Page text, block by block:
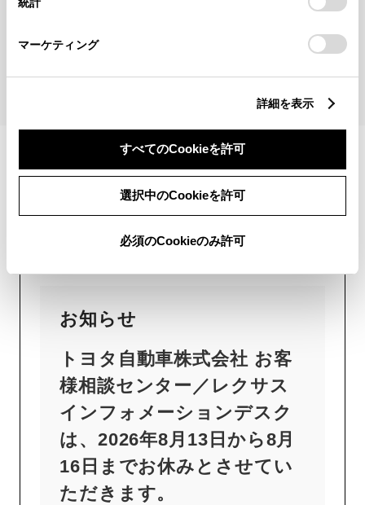
「Cookie（クッキー）情報の取り扱いについて
」をご覧くだ
マーケティング
詳細を表示
すべてのCookieを許可
選択中のCookieを許可
必須のCookieのみ許可
トヨタ自動車株式会社 お客
様相談センター
お知らせ
トヨタ自動車株式会社 お客
様相談センター／レクサス
インフォメーションデスク
は、2026年8月13日から8月
16日までお休みとさせてい
ただきます。